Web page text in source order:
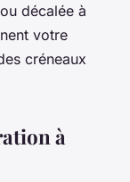
décalée à
votre
créneaux
à